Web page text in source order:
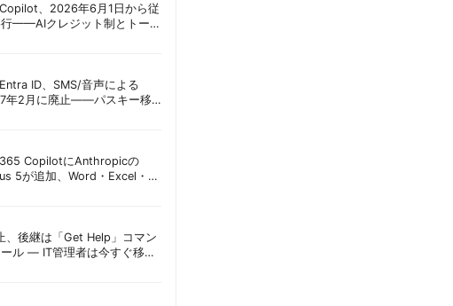
、2026年6月1日から従
——AIクレジット制とトーク
「メーターショック」を回避
ID、SMS/音声による
年2月に廃止——パスキー移
| 胡田昌彦
CopilotにAnthropicの
5が追加、Word・Excel・
で選択可能に | 胡田昌彦
、後継は「Get Help」コマン
ール — IT管理者は今すぐ移行
昌彦